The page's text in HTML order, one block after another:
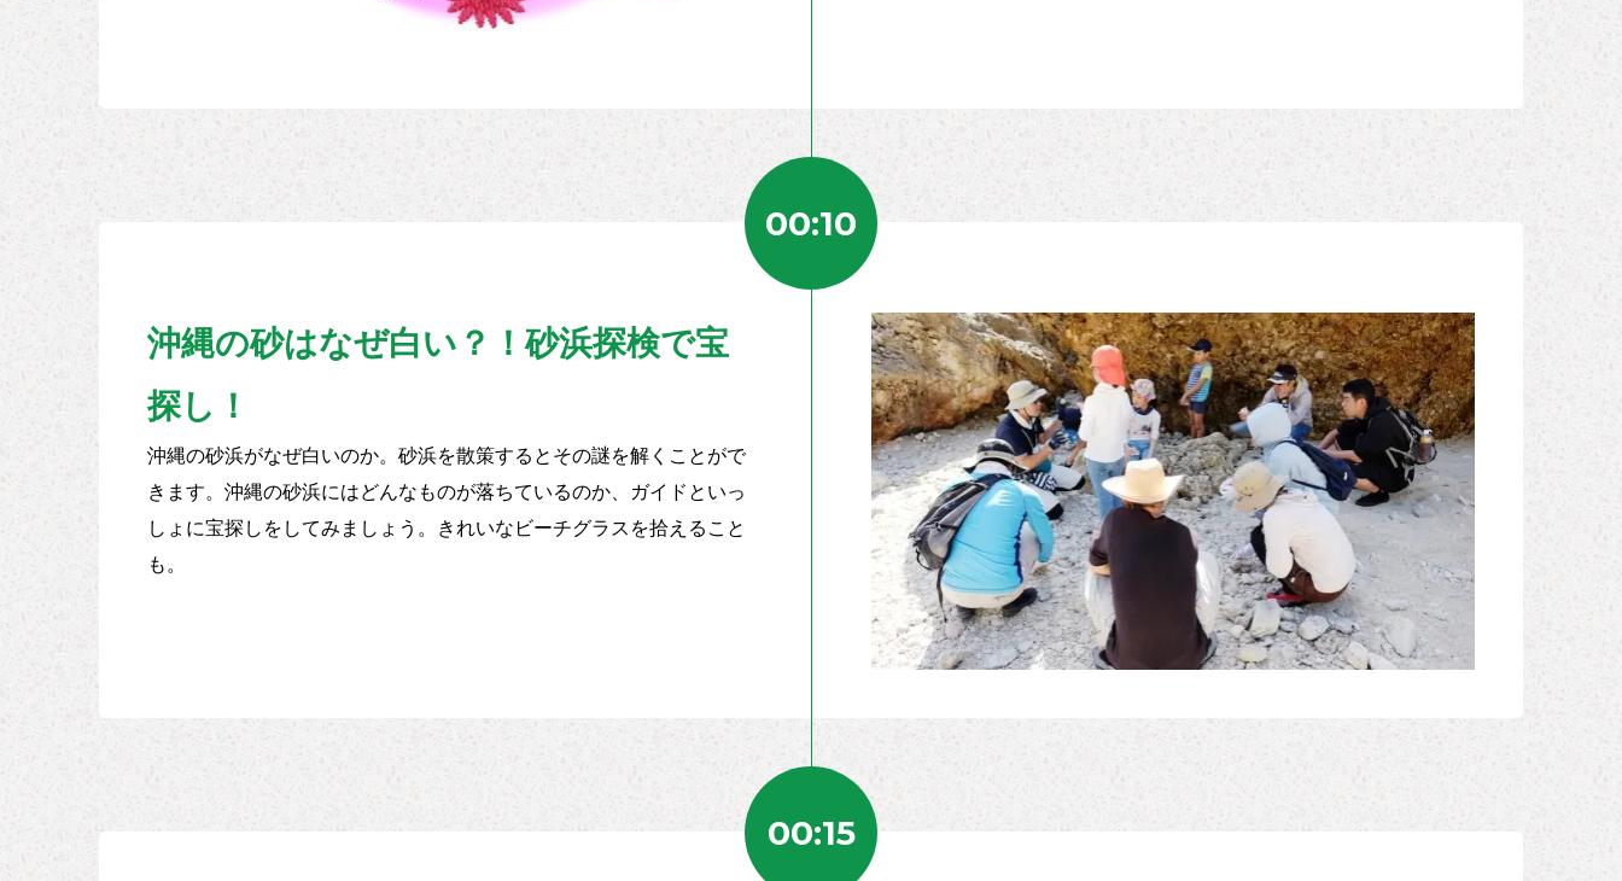
00:10
沖縄の砂はなぜ白い？！砂浜探検で宝
探し！
沖縄の砂浜がなぜ白いのか。砂浜を散策するとその謎を解くことがで
きます。沖縄の砂浜にはどんなものが落ちているのか、ガイドといっ
しょに宝探しをしてみましょう。きれいなビーチグラスを拾えること
も。
00:15